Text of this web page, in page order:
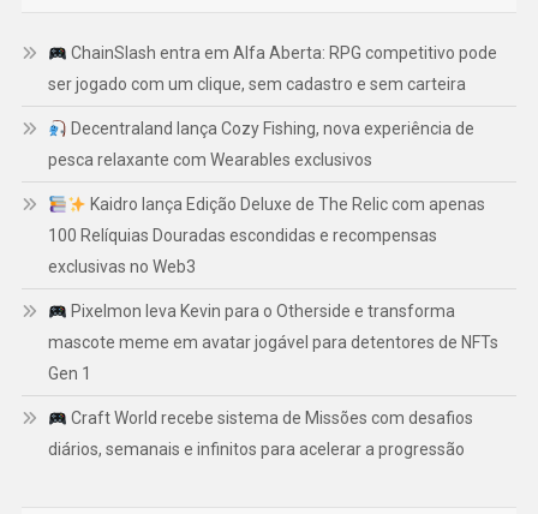
ChainSlash entra em Alfa Aberta: RPG competitivo pode
ser jogado com um clique, sem cadastro e sem carteira
Decentraland lança Cozy Fishing, nova experiência de
pesca relaxante com Wearables exclusivos
Kaidro lança Edição Deluxe de The Relic com apenas
100 Relíquias Douradas escondidas e recompensas
exclusivas no Web3
Pixelmon leva Kevin para o Otherside e transforma
mascote meme em avatar jogável para detentores de NFTs
Gen 1
Craft World recebe sistema de Missões com desafios
diários, semanais e infinitos para acelerar a progressão